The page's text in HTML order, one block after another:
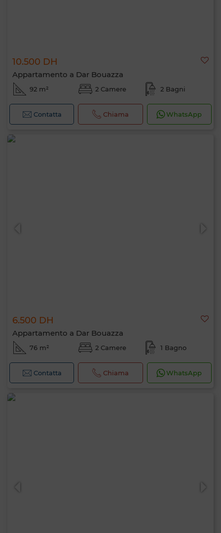
10.500 DH
Appartamento a Dar Bouazza
92 m² 2 Camere 2 Bagni
Contatta Chiama WhatsApp
6.500 DH
Appartamento a Dar Bouazza
76 m² 2 Camere 1 Bagno
Contatta Chiama WhatsApp